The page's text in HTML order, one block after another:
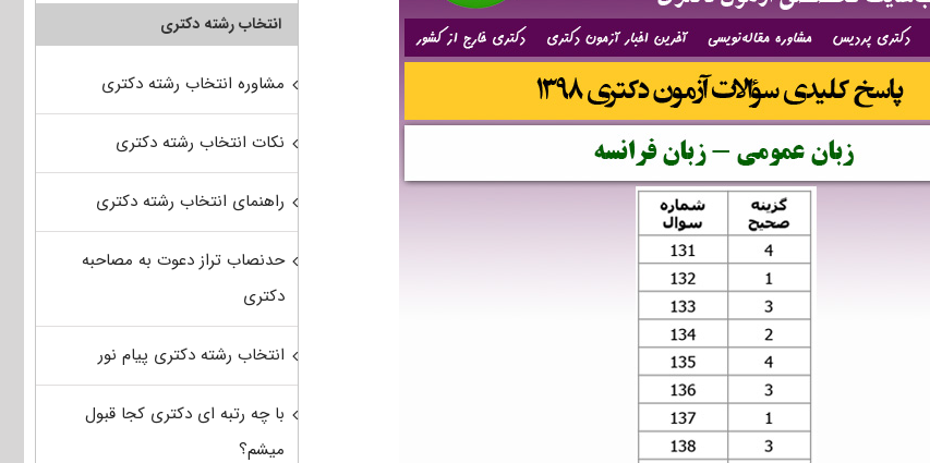
انتخاب رشته دکتری
مشاوره انتخاب رشته دکتری
نکات انتخاب رشته دکتری
راهنمای انتخاب رشته دکتری
حدنصاب تراز دعوت به مصاحبه
دکتری
انتخاب رشته دکتری پیام نور
با چه رتبه ای دکتری کجا قبول
میشم؟